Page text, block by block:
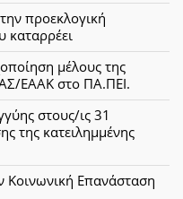
προεκλογική
καταρρέει
μέλους της
ΕΑΑΚ στο ΠΑ.ΠΕΙ.
στους/ις 31
της κατειλημμένης
Κοινωνική Επανάσταση